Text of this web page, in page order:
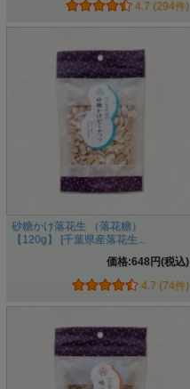
4.7 (294件)
砂糖かけ落花生 （落花糖）
【120g】 [千葉県産落花生...
価格:648円(税込)
4.7 (74件)